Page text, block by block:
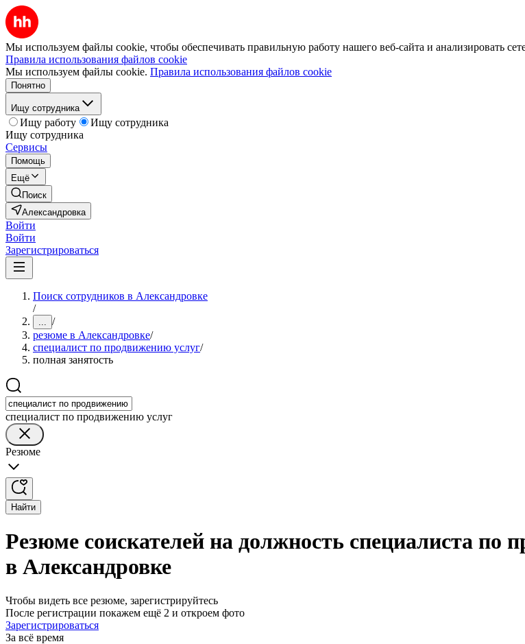
Мы используем файлы cookie, чтобы обеспечивать правильную работу нашего веб-сайта и анализировать
Правила использования файлов cookie
Мы используем файлы cookie. Правила использования файлов cookie
Понятно
Ищу сотрудника
Ищу работу
Ищу сотрудника
Ищу сотрудника
Сервисы
Помощь
Ещё
Поиск
Александровка
Войти
Войти
Зарегистрироваться
Поиск сотрудников в Александровке
/
... /
резюме в Александровке/
специалист по продвижению услуг/
полная занятость
специалист по продвижению услуг
Резюме
Найти
Резюме соискателей на должность специалиста по
в Александровке
Чтобы видеть все резюме, зарегистрируйтесь
После регистрации покажем ещё 2 и откроем фото
Зарегистрироваться
За всё время